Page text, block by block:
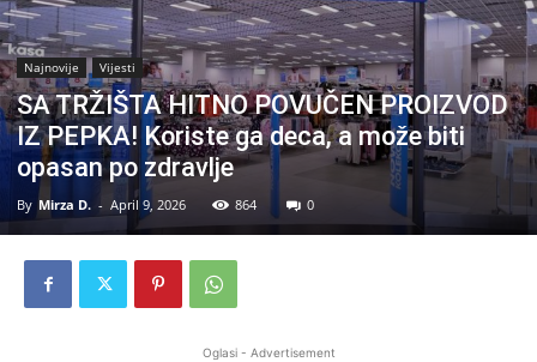
Najnovije Vijesti
SA TRŽIŠTA HITNO POVUČEN PROIZVOD
IZ PEPKA! Koriste ga deca, a može biti
opasan po zdravlje
By Mirza D. - April 9, 2026 864 0
Oglasi - Advertisement